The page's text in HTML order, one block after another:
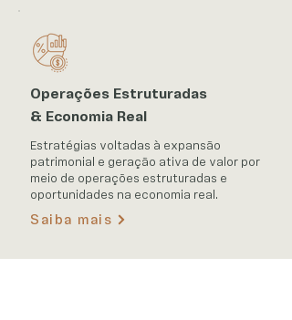
Operações Estruturadas
& Economia Real
Estratégias voltadas à expansão
patrimonial e geração ativa de valor por
meio de operações estruturadas e
oportunidades na economia real.
Saiba mais